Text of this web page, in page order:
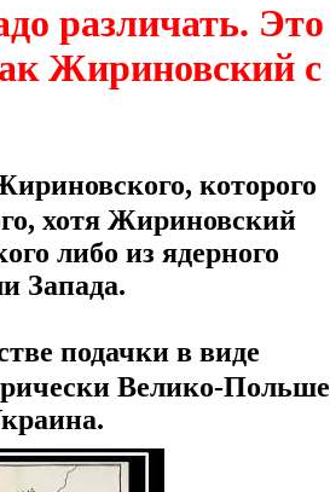
различать. Это
Жириновский с
которого
хотя Жириновский
либо из ядерного
Запада.
подачки в виде
Велико-Польше